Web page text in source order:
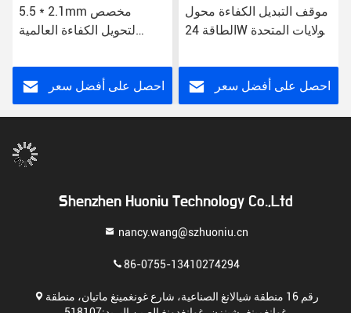
5.5 * 2.1mm مخصص
لتحويل الكفاءة العالمية
الجهد 12 فولت DC US / EU
/ UK / AUاحصل على أفضل سعر
موقف التبديل الكفاءة محول
الطاقة 24W الولايات المتحدة
المتحدة / أيو وصلة CE FCC
RoHS معتمدة
احصل على أفضل سعر
Shenzhen Huoniu Technology Co.,Ltd
nancy.wang@szhuoniu.cn
86-0755-13410274294
رقم 16 منطقة شيالانغ الصناعية، شارع غونغمينغ ماتيان، منطقة